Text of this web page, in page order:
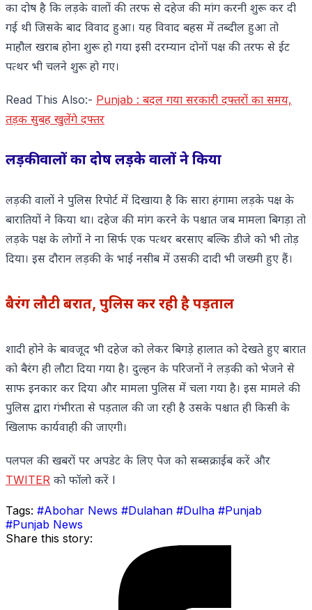
का दोष है कि लड़के वालों की तरफ से दहेज की मांग करनी शुरू कर दी
गई थी जिसके बाद विवाद हुआ। यह विवाद बहस में तब्दील हुआ तो
माहौल खराब होना शुरू हो गया इसी दरम्यान दोनों पक्ष की तरफ से ईट
पत्थर भी चलने शुरू हो गए।
Read This Also:- Punjab : बदल गया सरकारी दफ्तरों का समय,
तड़क सुबह खुलेंगे दफ्तर
लड़की वालों का दोष लड़के वालों ने किया
लड़की वालों ने पुलिस रिपोर्ट में दिखाया है कि सारा हंगामा लड़के पक्ष के
बारातियों ने किया था। दहेज की मांग करने के पश्चात जब मामला बिगड़ा तो
लड़के पक्ष के लोगों ने ना सिर्फ एक पत्थर बरसाए बल्कि डीजे को भी तोड़
दिया। इस दौरान लड़की के भाई नसीब में उसकी दादी भी जख्मी हुए हैं।
बैरंग लौटी बरात, पुलिस कर रही है पड़ताल
शादी होने के बावजूद भी दहेज को लेकर बिगड़े हालात को देखते हुए बारात
को बैरंग ही लौटा दिया गया है। दुल्हन के परिजनों ने लड़की को भेजने से
साफ इनकार कर दिया और मामला पुलिस में चला गया है। इस मामले की
पुलिस द्वारा गंभीरता से पड़ताल की जा रही है उसके पश्चात ही किसी के
खिलाफ कार्यवाही की जाएगी।
पलपल की खबरों पर अपडेट के लिए पेज को सब्सक्राईब करें और
TWITER को फॉलो करें l
Tags: #Abohar News #Dulahan #Dulha #Punjab
#Punjab News
Share this story: